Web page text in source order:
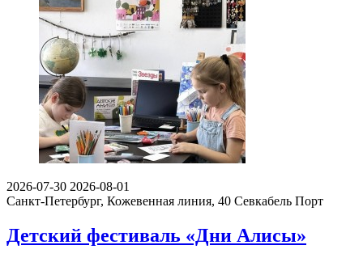
2026-07-30 2026-08-01
Санкт-Петербург, Кожевенная линия, 40 Севкабель Порт
Детский фестиваль «Дни Алисы»